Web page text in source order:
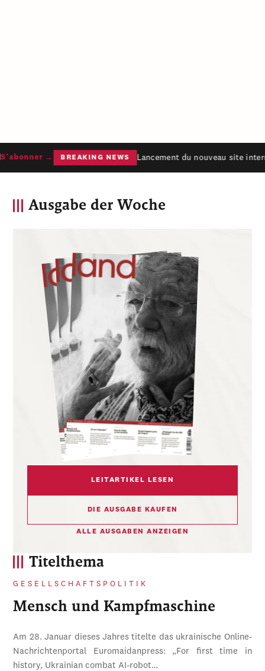
→ BREAKING NEWS Lancement du nouveau site
Titelthema
GESELLSCHAFTSPOLITIK
Mensch und Kampfmaschine
Am 28. Januar dieses Jahres titelte das ukrainische Online-
Nachrichtenportal Euromaidanpress: „For first time in
history, Ukrainian combat AI-robot…
Ausgabe der Woche
LEITARTIKEL LESEN
DIE AUSGABE KAUFEN
ALLE AUSGABEN ANZEIGEN